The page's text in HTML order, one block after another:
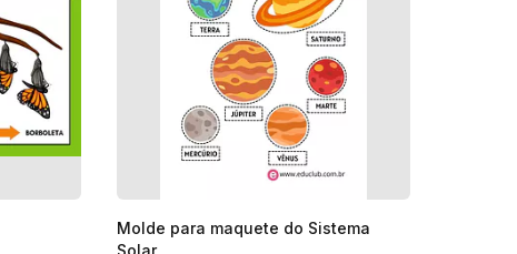
Molde para maquete do Sistema
Solar